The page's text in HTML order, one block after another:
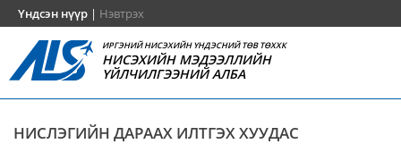
Үндсэн нүүр | Нэвтрэх
ИРГЭНИЙ НИСЭХИЙН ҮНДЭСНИЙ ТӨВ ТӨХХК
НИСЭХИЙН МЭДЭЭЛЛИЙН
ҮЙЛЧИЛГЭЭНИЙ АЛБА
НИСЛЭГИЙН ДАРААХ ИЛТГЭХ ХУУДАС